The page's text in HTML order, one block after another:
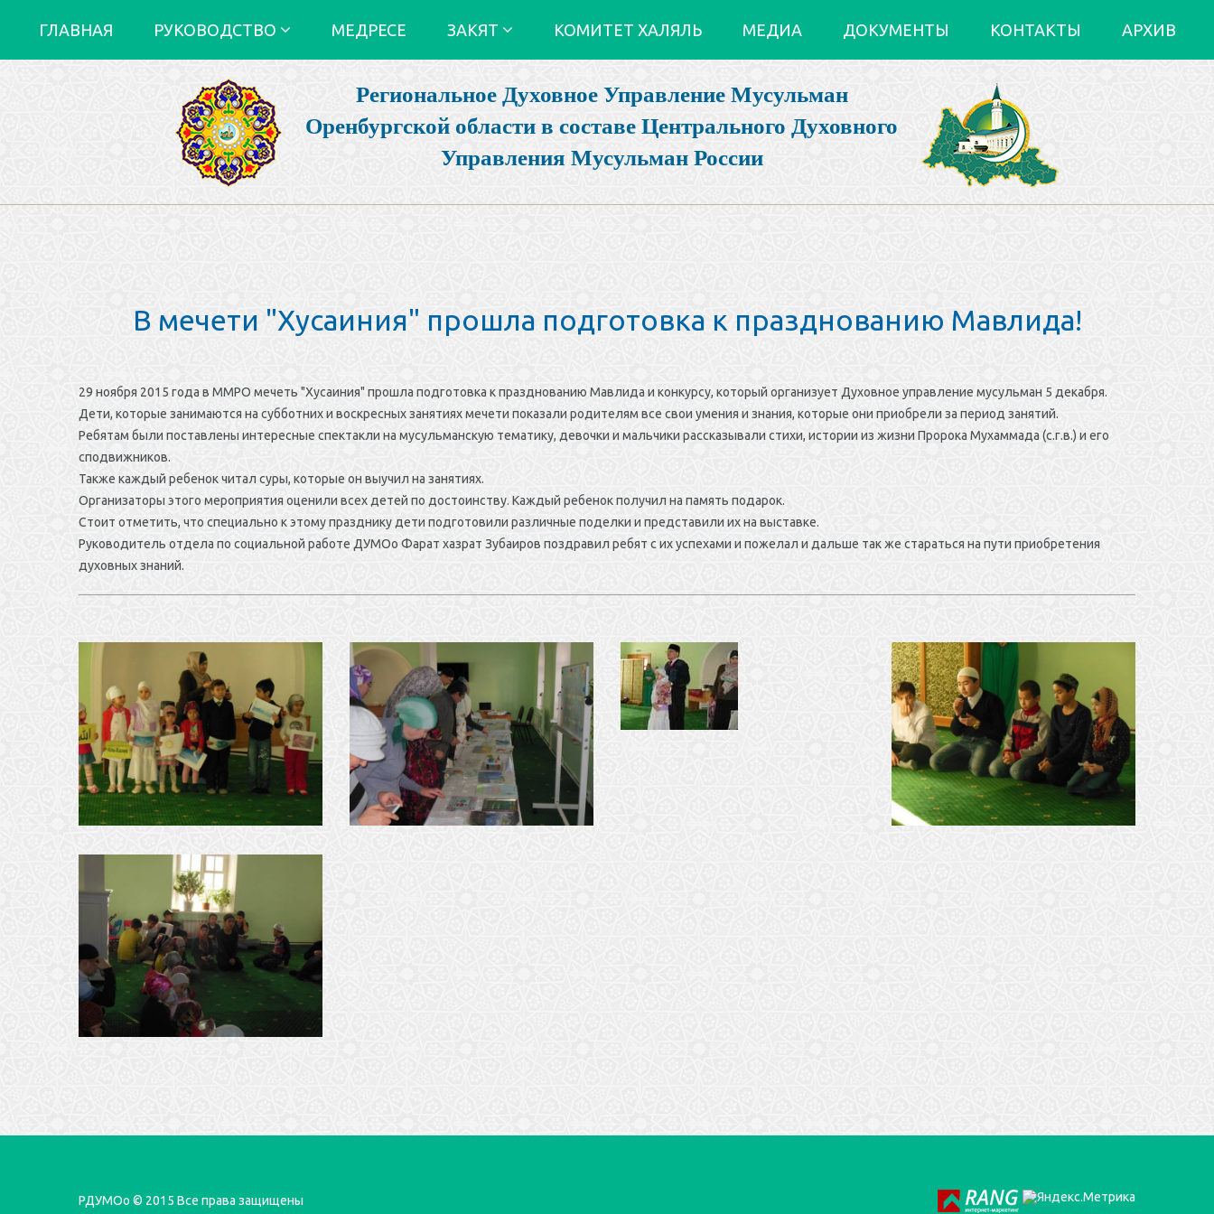
ГЛАВНАЯ РУКОВОДСТВО МЕДРЕСЕ ЗАКЯТ КОМИТЕТ ХАЛЯЛЬ МЕДИА ДОКУМЕНТЫ КОНТАКТЫ АРХИВ
Региональное Духовное Управление Мусульман
Оренбургской области в составе Центрального Духовного
Управления Мусульман России
В мечети "Хусаиния" прошла подготовка к празднованию Мавлида!
29 ноября 2015 года в ММРО мечеть "Хусаиния" прошла подготовка к празднованию Мавлида и конкурсу, который организует Духовное управление мусульман 5 декабря.
Дети, которые занимаются на субботних и воскресных занятиях мечети показали родителям все свои умения и знания, которые они приобрели за период занятий.
Ребятам были поставлены интересные спектакли на мусульманскую тематику, девочки и мальчики рассказывали стихи, истории из жизни Пророка Мухаммада (с.г.в.) и его
сподвижников.
Также каждый ребенок читал суры, которые он выучил на занятиях.
Организаторы этого мероприятия оценили всех детей по достоинству. Каждый ребенок получил на память подарок.
Стоит отметить, что специально к этому празднику дети подготовили различные поделки и представили их на выставке.
Руководитель отдела по социальной работе ДУМОо Фарат хазрат Зубаиров поздравил ребят с их успехами и пожелал и дальше так же стараться на пути приобретения
духовных знаний.
РДУМОо © 2015 Все права защищены